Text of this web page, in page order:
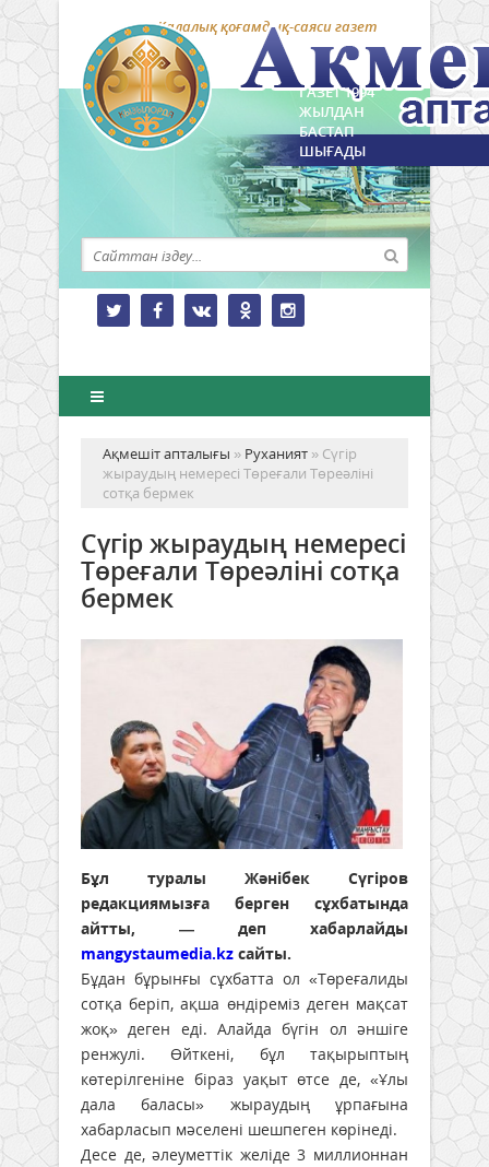
Қалалық қоғамдық-саяси газет
ГАЗЕТ 1994
ЖЫЛДАН
БАСТАП
ШЫҒАДЫ
Ақмешіт апталығы » Руханият » Сүгір
жыраудың немересі Төреғали Төреәліні
сотқа бермек
Сүгір жыраудың немересі
Төреғали Төреәліні сотқа
бермек
Бұл туралы Жәнібек Сүгіров
редакциямызға берген сұхбатында
айтты, — деп хабарлайды
mangystaumedia.kz сайты.
Бұдан бұрынғы сұхбатта ол «Төреғалиды
сотқа беріп, ақша өндіреміз деген мақсат
жоқ» деген еді. Алайда бүгін ол әншіге
ренжулі. Өйткені, бұл тақырыптың
көтерілгеніне біраз уақыт өтсе де, «Ұлы
дала баласы» жыраудың ұрпағына
хабарласып мәселені шешпеген көрінеді.
Десе де, әлеуметтік желіде 3 миллионнан